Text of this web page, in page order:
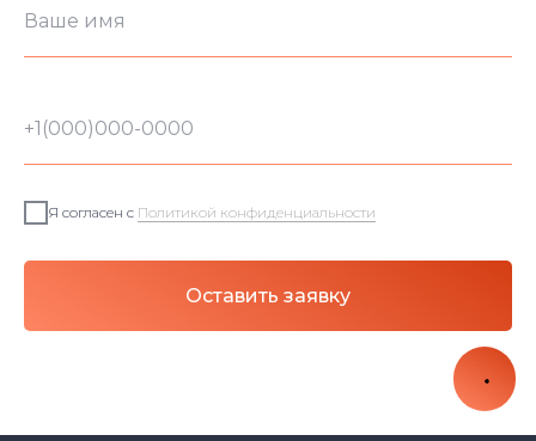
Я согласен с Политикой конфиденциальности
Оставить заявку